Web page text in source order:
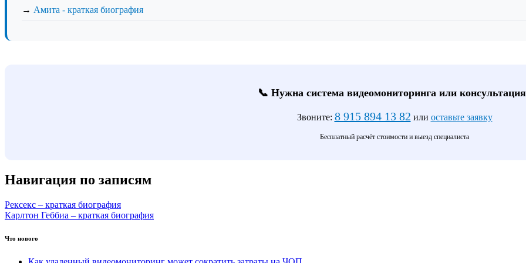
→ Амита - краткая биография
📞 Нужна система видеомониторинга или
Звоните: 8 915 894 13 82 или оставьте заявку
Бесплатный расчёт стоимости и выезд специалиста
Навигация по записям
Рексекс – краткая биография
Карлтон Геббиа – краткая биография
Что нового